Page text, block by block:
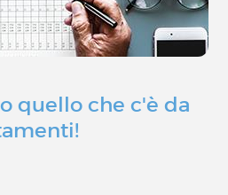
quello che c'è da